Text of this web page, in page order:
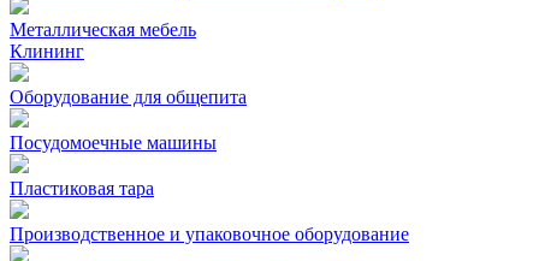
Металлическая мебель
Клининг
Оборудование для общепита
Посудомоечные машины
Пластиковая тара
Производственное и упаковочное оборудование